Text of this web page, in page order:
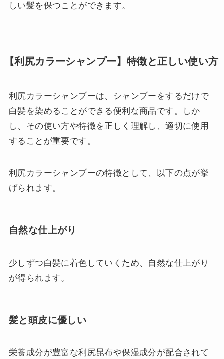
しい髪を保つことができます。
【利尻カラーシャンプー】特徴と正しい使い方
利尻カラーシャンプーは、シャンプーをするだけで
白髪を染めることができる便利な商品です。しか
し、その使い方や特徴を正しく理解し、適切に使用
することが重要です。
利尻カラーシャンプーの特徴として、以下の点が挙
げられます。
自然な仕上がり
少しずつ白髪に着色していくため、自然な仕上がり
が得られます。
髪と頭皮に優しい
栄養成分が豊富な利尻昆布や保湿成分が配合されて